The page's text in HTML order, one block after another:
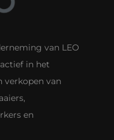
van LEO
in het
verkopen van
en